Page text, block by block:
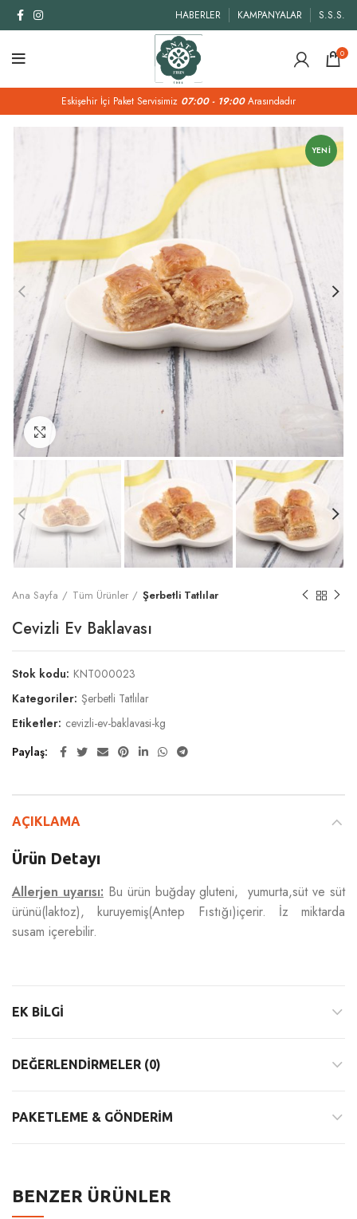
HABERLER KAMPANYALAR S.S.S.
0
Eskişehir İçi Paket Servisimiz 07:00 - 19:00Arasındadır
YENI
Büyült
Ana Sayfa Tüm Ürünler Şerbetli Tatlılar
Cevizli Ev Baklavası
Stok kodu: KNT000023
Kategoriler: Şerbetli Tatlılar
Etiketler: cevizli-ev-baklavasi-kg
Paylaş
AÇIKLAMA
Ürün Detayı
Allerjen uyarısı: Bu ürün buğday gluteni, yumurta,süt ve süt
ürünü(laktoz), kuruyemiş(Antep Fıstığı)içerir. İz miktarda
susam içerebilir.
EK BILGI
DEĞERLENDIRMELER (0)
PAKETLEME & GÖNDERIM
BENZER ÜRÜNLER